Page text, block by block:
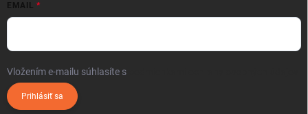
EMAIL
Vložením e-mailu súhlasíte s
Prihlásiť sa